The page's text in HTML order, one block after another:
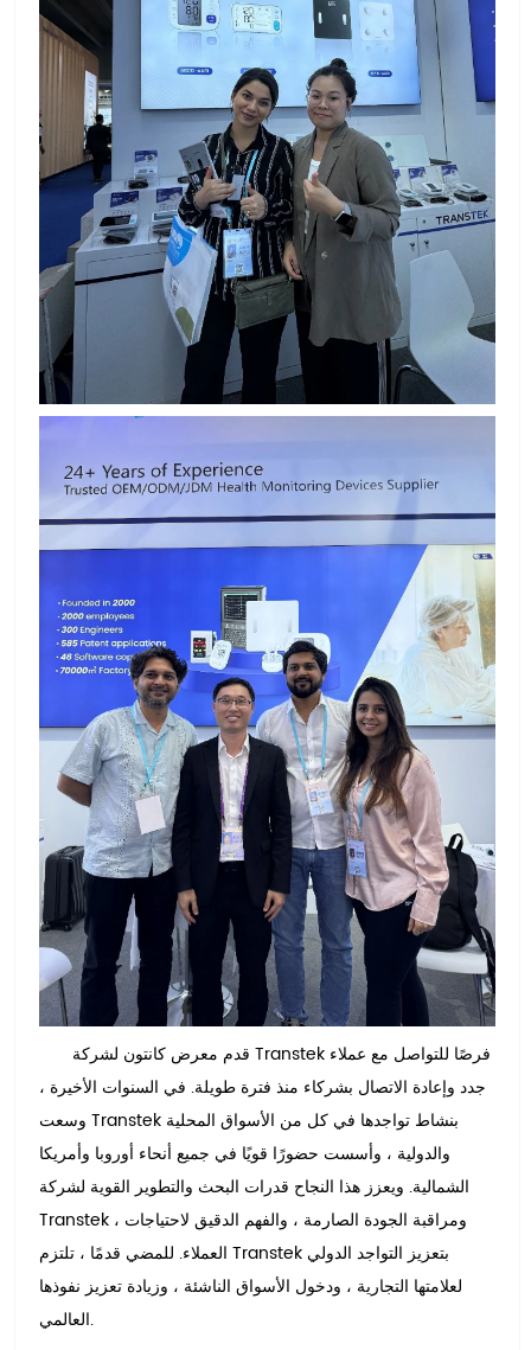
قدم معرض كانتون لشركة Transtek فرصًا للتواصل مع عملاء
جدد وإعادة الاتصال بشركاء منذ فترة طويلة. في السنوات الأخيرة ،
وسعت Transtek بنشاط تواجدها في كل من الأسواق المحلية
والدولية ، وأسست حضورًا قويًا في جميع أنحاء أوروبا وأمريكا
الشمالية. ويعزز هذا النجاح قدرات البحث والتطوير القوية لشركة
Transtek ، ومراقبة الجودة الصارمة ، والفهم الدقيق لاحتياجات
العملاء. للمضي قدمًا ، تلتزم Transtek بتعزيز التواجد الدولي
لعلامتها التجارية ، ودخول الأسواق الناشئة ، وزيادة تعزيز نفوذها
العالمي.